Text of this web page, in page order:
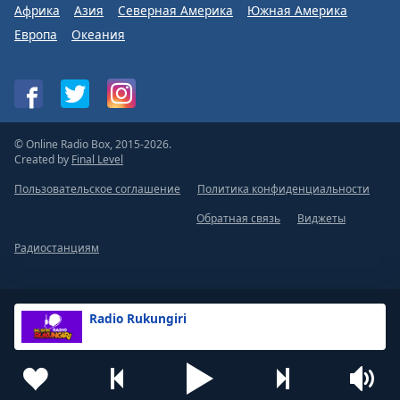
Radio Rukungiri
Африка Азия Северная Америка
Южная Америка
Европа
Океания
© Online Radio Box, 2015-2026.
Created by Final Level
Пользовательское соглашение
Политика конфиденциальности
Обратная связь
Виджеты
Радиостанциям